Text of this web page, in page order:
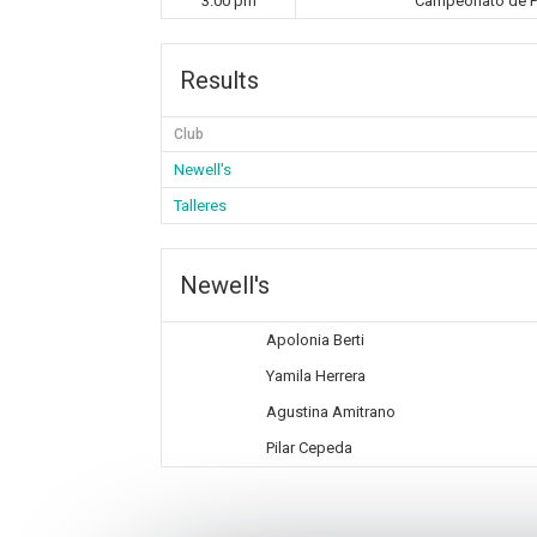
Results
Club
Newell's
Talleres
Newell's
Apolonia Berti
Yamila Herrera
Agustina Amitrano
Pilar Cepeda